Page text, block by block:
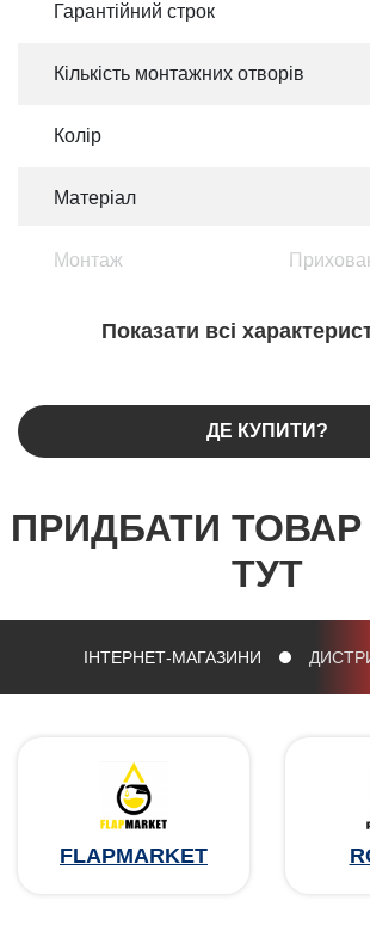
Гарантійний строк
Кількість монтажних отворів
Колір
Матеріал
Монтаж
Показати всі
ДЕ КУПИТИ?
ПРИДБАТИ
ТУТ
ІНТЕРНЕТ-МАГАЗИНИ
FLAPMARKET